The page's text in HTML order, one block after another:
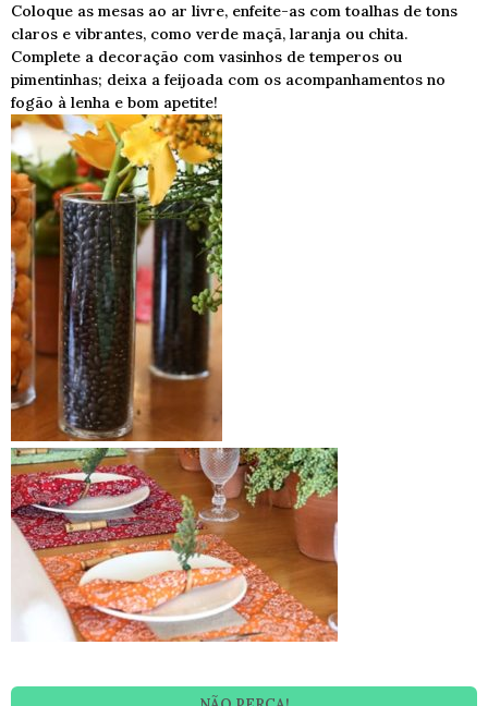
Coloque as mesas ao ar livre, enfeite-as com toalhas de tons
claros e vibrantes, como verde maçã, laranja ou chita.
Complete a decoração com vasinhos de temperos ou
pimentinhas; deixa a feijoada com os acompanhamentos no
fogão à lenha e bom apetite!